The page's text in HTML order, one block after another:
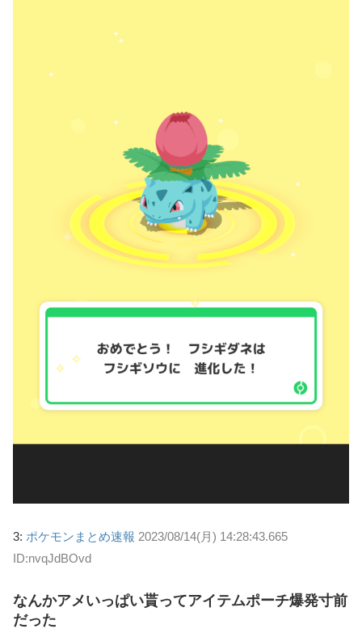
3: ポケモンまとめ速報 2023/08/14(月) 14:28:43.665
ID:nvqJdBOvd
なんかアメいっぱい貰ってアイテムポーチ爆発寸前
だった